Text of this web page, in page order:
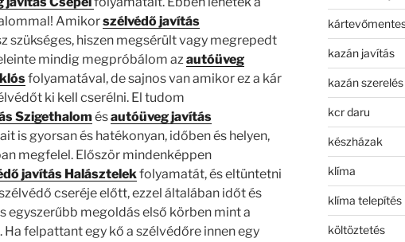
Amikorszélvédő javítás
szükséges, hiszen megsérült vagy megrepedt
mindig megpróbálom azautóüveg
folyamatával, de sajnos van amikor ez a kár
ki kell cserélni. El tudom
Szigethalom ésautóüveg javítás
is gyorsan és hatékonyan, időben és helyen,
megfelel. Először mindenképpen
javítás Halásztelekfolyamatát, és eltüntetni
cseréje előtt, ezzel általában időt és
egyszerűbb megoldás első körben mint a
felpattant egy kő a szélvédőre innen egy
kazán javítás
kazán szerelés
kcr daru
készházak
klíma
klíma telepítés
költöztetés